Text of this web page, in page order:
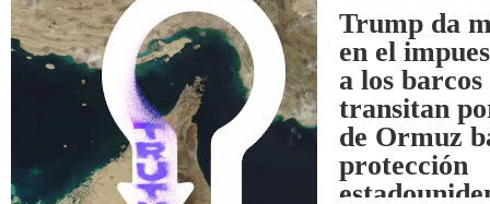
Trump da
en el
a los barcos
transitan
de Ormuz
protección